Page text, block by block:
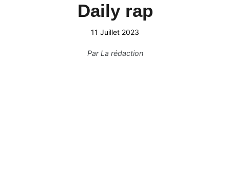
Daily rap
11 Juillet 2023
ParLa rédaction